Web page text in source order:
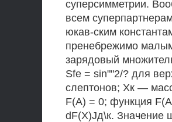
суперсимметрии.
всем
юкав-ским
пренебрежимо
зарядовый
Sfe = sin""2/? для
слептонов; Хк —
F(А) = 0; функция
dF(X)Jд\к. Значение